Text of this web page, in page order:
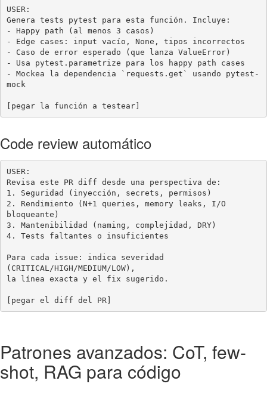
USER:
Genera tests pytest para esta función. Incluye:
- Happy path (al menos 3 casos)
- Edge cases: input vacío, None, tipos incorrectos
- Caso de error esperado (que lanza ValueError)
- Usa pytest.parametrize para los happy path cases
- Mockea la dependencia `requests.get` usando pytest-
mock
[pegar la función a testear]
Code review automático
USER:
Revisa este PR diff desde una perspectiva de:
1. Seguridad (inyección, secrets, permisos)
2. Rendimiento (N+1 queries, memory leaks, I/O
bloqueante)
3. Mantenibilidad (naming, complejidad, DRY)
4. Tests faltantes o insuficientes
Para cada issue: indica severidad
(CRITICAL/HIGH/MEDIUM/LOW),
la línea exacta y el fix sugerido.
[pegar el diff del PR]
Patrones avanzados: CoT, few-
shot, RAG para código